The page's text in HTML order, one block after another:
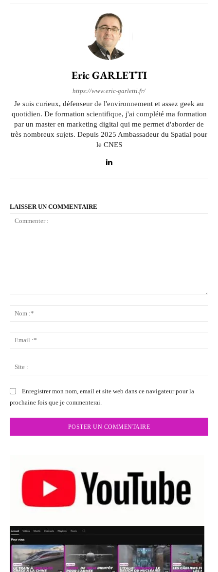
Eric GARLETTI
https://www.eric-garletti.fr/
Je suis curieux, défenseur de l'environnement et assez geek au
quotidien. De formation scientifique, j'ai complété ma formation
par un master en marketing digital qui me permet d'aborder de
très nombreux sujets. Depuis 2025 Ambassadeur du Spatial pour
le CNES
LAISSER UN COMMENTAIRE
Enregistrer mon nom, email et site web dans ce navigateur pour la
prochaine fois que je commenterai.